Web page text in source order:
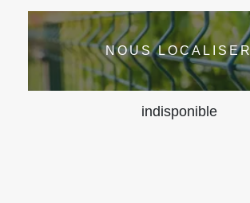
NOUS LOCALISER
indisponible